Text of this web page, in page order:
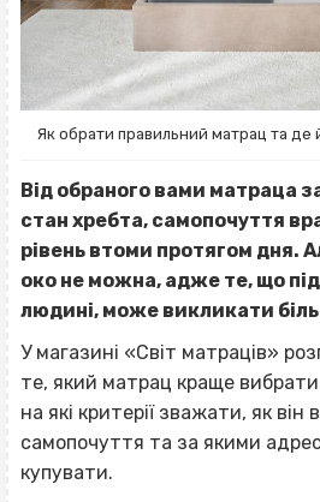
Як обрати правильний матрац та де
Від обраного вами матраца
стан хребта, самопочуття
рівень втоми протягом дня.
око не можна, адже те, що
людині, може викликати біль
У магазині «Світ матраців»
те, який матрац краще
на які критерії зважати, як він
самопочуття та за якими
купувати.